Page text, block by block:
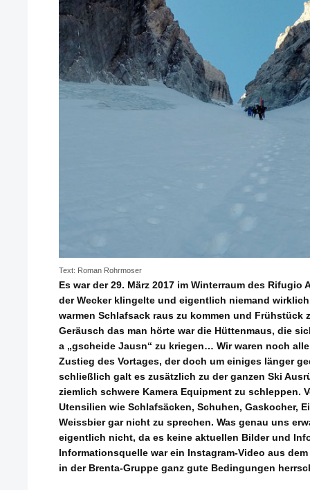
Text: Roman Rohrmoser
Es war der 29. März 2017 im Winterraum des Rifugio
der Wecker klingelte und eigentlich niemand
warmen Schlafsack raus zu kommen und Frühstück
Geräusch das man hörte war die Hüttenmaus, die
a „gscheide Jausn“ zu kriegen… Wir waren noch
Zustieg des Vortages, der doch um einiges länger
schließlich galt es zusätzlich zu der ganzen Ski
ziemlich schwere Kamera Equipment zu schleppen.
Utensilien wie Schlafsäcken, Schuhen, Gaskocher,
Weissbier gar nicht zu sprechen. Was genau uns
eigentlich nicht, da es keine aktuellen Bilder und
Informationsquelle war ein Instagram-Video aus
in der Brenta-Gruppe ganz gute Bedingungen